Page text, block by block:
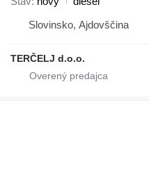
Slovinsko, Ajdovščina
TERČELJ d.o.o.